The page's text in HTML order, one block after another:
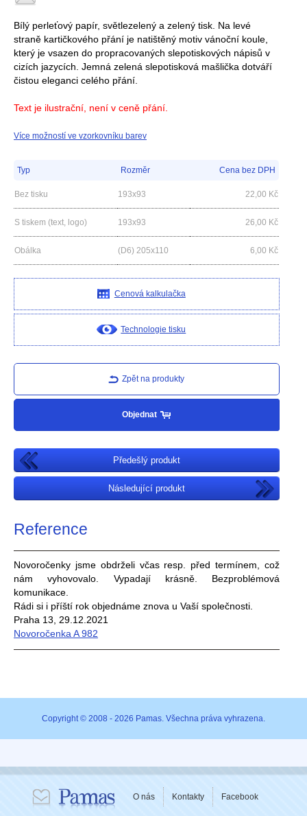
Bílý perleťový papír, světlezelený a zelený tisk. Na levé
straně kartičkového přání je natištěný motiv vánoční koule,
který je vsazen do propracovaných slepotiskových nápisů v
cizích jazycích. Jemná zelená slepotisková mašlička dotváří
čistou eleganci celého přání.
Text je ilustrační, není v ceně přání.
Více možností ve vzorkovníku barev
Typ Rozměr Cena bez DPH
Bez tisku 193x93 22,00 Kč
S tiskem (text, logo) 193x93 26,00 Kč
Obálka (D6) 205x110 6,00 Kč
Cenová kalkulačka
Technologie tisku
Zpět na produkty
Objednat
Předešlý produkt
Následující produkt
Reference
Novoročenky jsme obdrželi včas resp. před termínem, což
nám vyhovovalo. Vypadají krásně. Bezproblémová
komunikace.
Rádi si i příští rok objednáme znova u Vaší společnosti.
Praha 13, 29.12.2021
Novoročenka A 982
Copyright © 2008 - 2026 Pamas. Všechna práva vyhrazena.
O nás Kontakty Facebook